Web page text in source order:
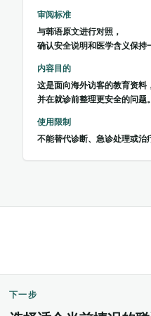
审阅标准
与韩语原文进行对照，
确认安全说明和医学含义保持
内容目的
这是面向海外访客的教育资料
并在就诊前整理更安全的问题。
使用限制
不能替代诊断、急诊处理或治
下一步